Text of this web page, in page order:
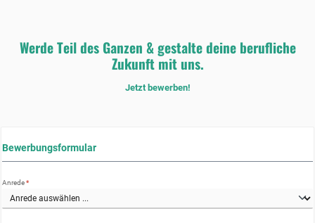
Werde Teil des Ganzen & gestalte deine berufliche
Zukunft mit uns.
Jetzt bewerben!
Bewerbungsformular
Anrede*